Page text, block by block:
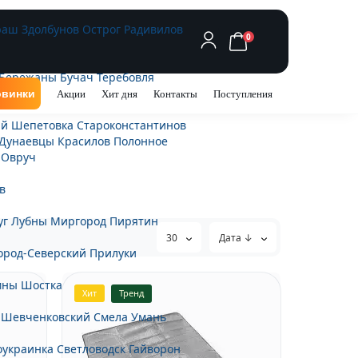
Здолбунов Острог Радивилов
Бучач Теребовля
Шепетовка Староконстантинов
Красилов Полонное
Овруч
Лубны Миргород Пирятин
Северский Прилуки
Шостка
Смела Умань
Светловодск Гайворон
0
Акции Хит дня Контакты Поступления
30 Дата ↓
Хит Тренд